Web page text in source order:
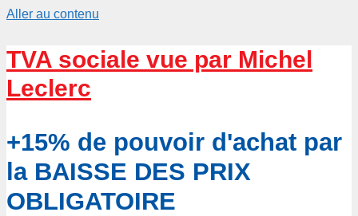
Aller au contenu
TVA sociale vue par Michel
Leclerc
+15% de pouvoir d'achat par
la BAISSE DES PRIX
OBLIGATOIRE